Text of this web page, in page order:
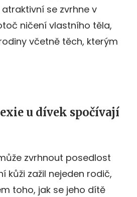
se zvrhne v
ničení vlastního těla,
včetně těch, kterým
u dívek spočívají
zvrhnout posedlost
kůži zažil nejeden rodič,
toho, jak se jeho dítě